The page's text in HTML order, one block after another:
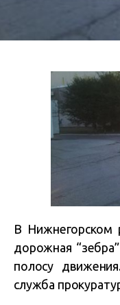
В Нижнегорском
дорожная
полосу
служба